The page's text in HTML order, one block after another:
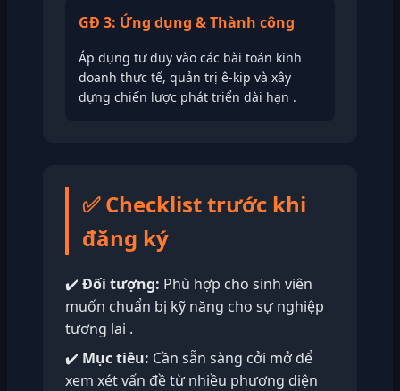
GĐ 3: Ứng dụng & Thành công
Áp dụng tư duy vào các bài toán kinh
doanh thực tế, quản trị ê-kip và xây
dựng chiến lược phát triển dài hạn .
✅ Checklist trước khi
đăng ký
✔️ Đối tượng: Phù hợp cho sinh viên
muốn chuẩn bị kỹ năng cho sự nghiệp
tương lai .
✔️ Mục tiêu: Cần sẵn sàng cởi mở để
xem xét vấn đề từ nhiều phương diện